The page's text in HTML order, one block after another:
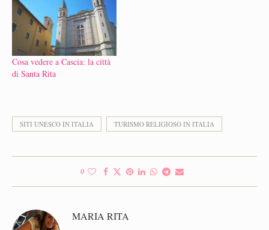
Cosa vedere a Cascia: la città
di Santa Rita
SITI UNESCO IN ITALIA TURISMO RELIGIOSO IN ITALIA
0
MARIA RITA